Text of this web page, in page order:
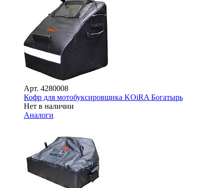
Арт. 4280008
Кофр для мотобуксировщика KOiRA Богатырь
Нет в наличии
Аналоги